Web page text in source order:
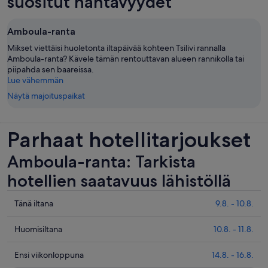
Amboula-ranta
Mikset viettäisi huoletonta iltapäivää kohteen Tsilivi rannalla
Amboula-ranta? Kävele tämän rentouttavan alueen rannikolla tai
piipahda sen baareissa.
Lue vähemmän
Näytä majoituspaikat
Parhaat hotellitarjoukset
Amboula-ranta: Tarkista
hotellien saatavuus lähistöllä
Tarkista
lähellä
Amboula-
Tänä iltana 9.8. - 10.8.
Tarkista
lähellä
Huomisiltana 10.8. - 11.8.
Tarkista
Ensi viikonloppuna 14.8. - 16.8.